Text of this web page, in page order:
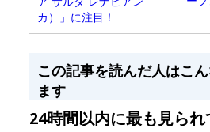
カ）」に注目！
この記事を読んだ人はこ
ます
24時間以内に最も見ら